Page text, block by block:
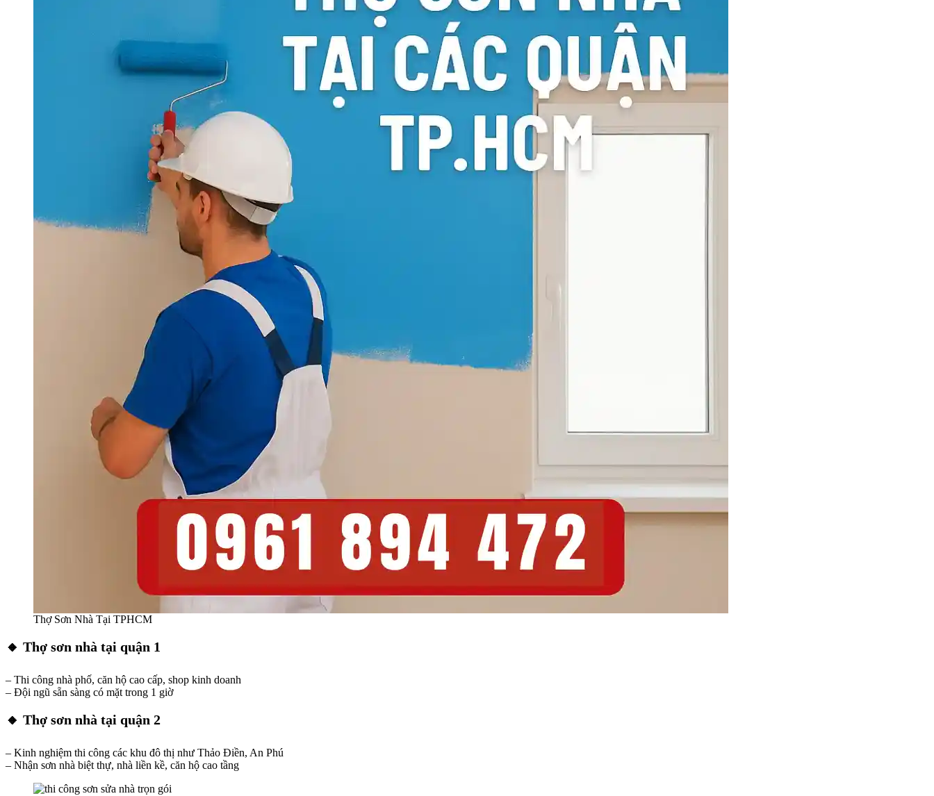
Thợ Sơn Nhà Tại TPHCM
🔸 Thợ sơn nhà tại quận 1
– Thi công nhà phố, căn hộ cao cấp, shop kinh doanh
– Đội ngũ sẵn sàng có mặt trong 1 giờ
🔸 Thợ sơn nhà tại quận 2
– Kinh nghiệm thi công các khu đô thị như Thảo Điền, An Phú
– Nhận sơn nhà biệt thự, nhà liền kề, căn hộ cao tầng